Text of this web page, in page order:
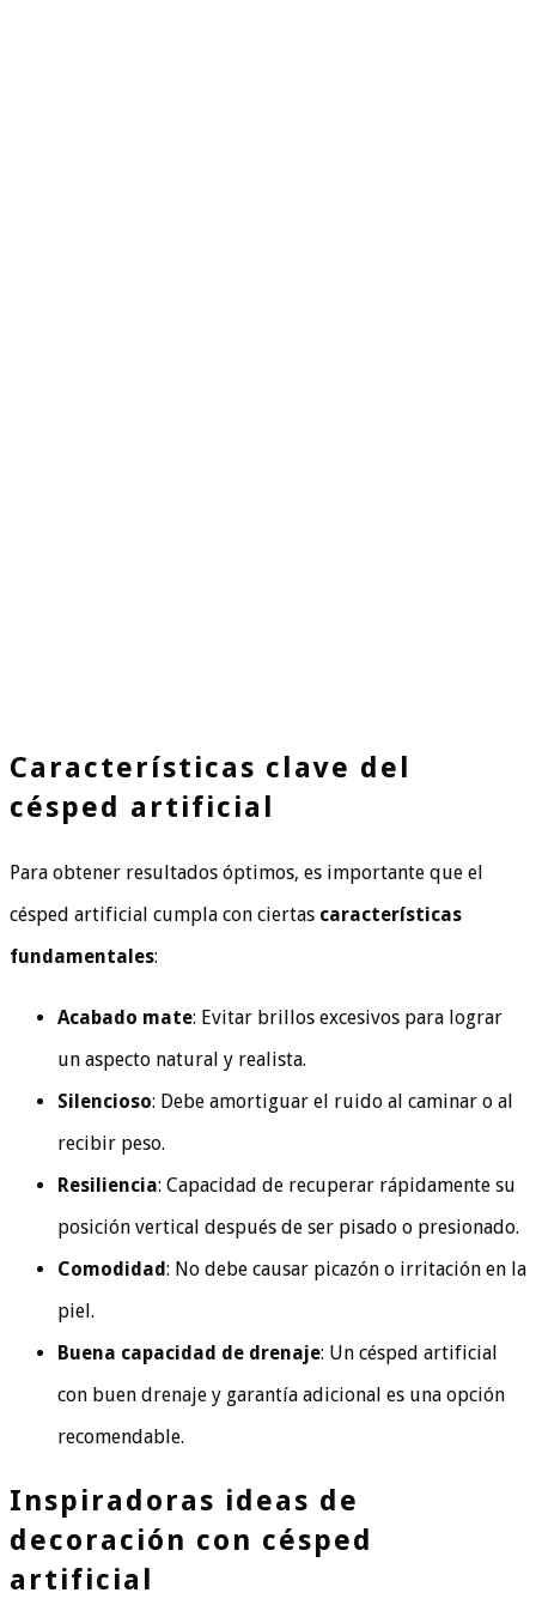
Características clave del
césped artificial
Para obtener resultados óptimos, es importante que el
césped artificial cumpla con ciertas características
fundamentales:
Acabado mate: Evitar brillos excesivos para lograr
un aspecto natural y realista.
Silencioso: Debe amortiguar el ruido al caminar o al
recibir peso.
Resiliencia: Capacidad de recuperar rápidamente su
posición vertical después de ser pisado o presionado.
Comodidad: No debe causar picazón o irritación en la
piel.
Buena capacidad de drenaje: Un césped artificial
con buen drenaje y garantía adicional es una opción
recomendable.
Inspiradoras ideas de
decoración con césped
artificial